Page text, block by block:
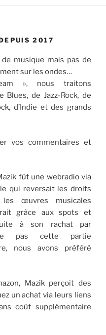
2017
musique mais pas de
sur les ondes…
», nous traitons
Blues, de Jazz-Rock, de
d’Indie et des grands
vos commentaires et
fût une webradio via
qui reversait les droits
les œuvres musicales
grâce aux spots et
à son rachat par
pas cette partie
nous avons préféré
Mazik perçoit des
un achat via leurs liens
coût supplémentaire